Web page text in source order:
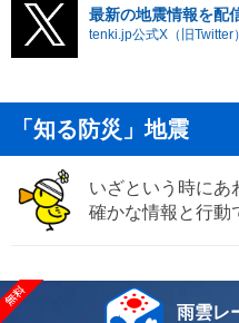
最新の地震情報を配
tenki.jp公式X（旧Twitter
「知る防災」地震
いざという時にあ
確かな情報と行動
雨雲レ